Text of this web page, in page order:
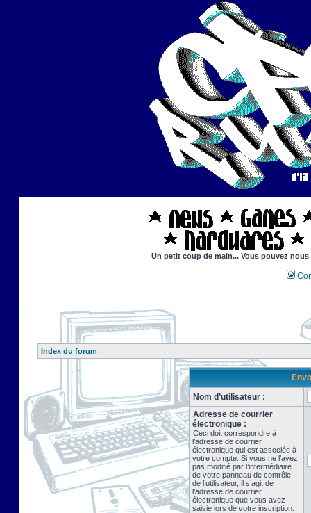
Un petit coup de main... Vous pouvez
Index du forum
Nom d’utilisateur :
Adresse de courrier
électronique :
Ceci doit correspondre à
l’adresse de courrier
électronique qui est associée à
votre compte. Si vous ne l’avez
pas modifié par l’intermédiaire
de votre panneau de contrôle
de l’utilisateur, il s’agit de
l’adresse de courrier
électronique que vous avez
saisie lors de votre inscription.